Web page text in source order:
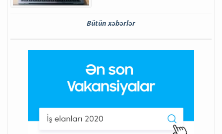
Bütün xəbərlər